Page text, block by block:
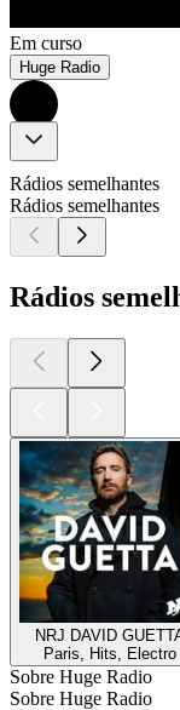
Em curso
Huge Radio
Rádios semelhantes
Rádios semelhantes
Rádios
NRJ DAVID
Paris, Hits, Electro
Sobre Huge Radio
Sobre Huge Radio